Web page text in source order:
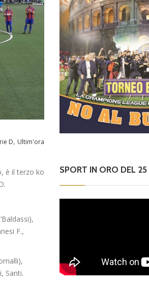
D, Ultim'ora
è il terzo ko
Baldassi),
F.,
),
Santi.
SPORT IN ORO DEL